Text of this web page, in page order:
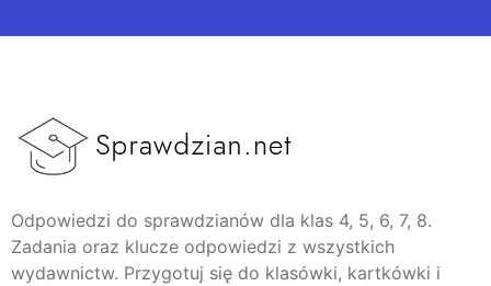
Odpowiedzi do sprawdzianów dla klas 4, 5, 6, 7, 8.
Zadania oraz klucze odpowiedzi z wszystkich
wydawnictw. Przygotuj się do klasówki, kartkówki i